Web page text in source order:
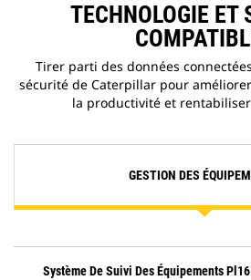
TECHNOLOGIE ET
Tirer parti des données
sécurité de Caterpillar pour
la productivité et
GESTION DES
Système De Suivi Des Équipements